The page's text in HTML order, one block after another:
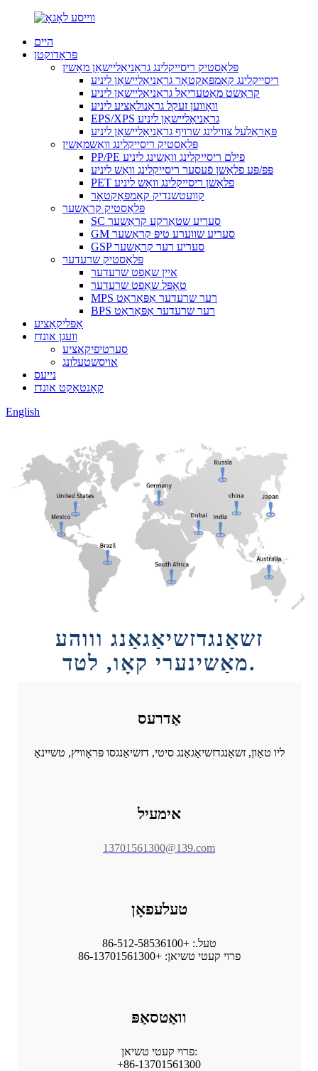
היים
פּראָדוקטן
פּלאַסטיק ריסייקלינג גראַניאַליישאַן מאַשין
ריסייקלינג קאָמפּאַקטאָר גראַניאַליישאַן ליניע
קראַשט מאַטעריאַל גראַניאַליישאַן ליניע
וואָווען זעקל גראַנולאַציע ליניע
EPS/XPS גראַניאַליישאַן ליניע
פּאַראַלעל צווילינג שרויף גראַניאַליישאַן ליניע
פּלאַסטיק ריסייקלינג וואַשמאַשין
PP/PE פילם ריסייקלינג וואַשינג ליניע
פּפּ/פּע פלאַשן פֿעסער ריסייקלינג וואַש ליניע
PET פלאַשן ריסייקלינג וואַש ליניע
קוועטשנדיק קאָמפּאַקטאָר
פּלאַסטיק קראַשער
SC סעריע שטאַרקע קראַשער
GM סעריע שווערע טיפּ קראַשער
GSP סעריע רער קראַשער
פּלאַסטיק שרעדער
איין שאַפט שרעדער
טאָפּל שאַפט שרעדער
MPS רער שרעדער אַפּאַראַט
BPS רער שרעדער אַפּאַראַט
אַפּליקאַציע
וועגן אונדז
סערטיפיקאציע
אויסשטעלונג
נייעס
קאָנטאַקט אונדז
English
זשאַנגדזשיאַגאַנג וווהע
מאַשינערי קאָו, לטד.
אַדרעס
ליו טאַון, זשאַנגדזשיאַגאַנג סיטי, דזשיאַנגסו פּראָוויץ, טשיינאַ
אימעיל
13701561300@139.com
טעלעפאָן
טעל.: +86-512-58536100
פרוי קעטי טשיאן: +86-13701561300
וואַטסאַפּ
פרוי קעטי טשיאן:
+86-13701561300